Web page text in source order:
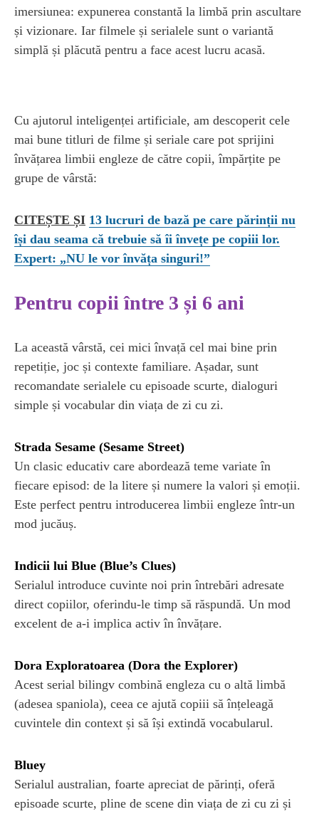
imersiunea: expunerea constantă la limbă prin ascultare
și vizionare. Iar filmele și serialele sunt o variantă
simplă și plăcută pentru a face acest lucru acasă.
Cu ajutorul inteligenței artificiale, am descoperit cele
mai bune titluri de filme și seriale care pot sprijini
învățarea limbii engleze de către copii, împărțite pe
grupe de vârstă:
CITEȘTE ȘI 13 lucruri de bază pe care părinții nu
își dau seama că trebuie să îi învețe pe copiii lor.
Expert: „NU le vor învăța singuri!”
Pentru copii între 3 și 6 ani
La această vârstă, cei mici învață cel mai bine prin
repetiție, joc și contexte familiare. Așadar, sunt
recomandate serialele cu episoade scurte, dialoguri
simple și vocabular din viața de zi cu zi.
Strada Sesame (Sesame Street)
Un clasic educativ care abordează teme variate în
fiecare episod: de la litere și numere la valori și emoții.
Este perfect pentru introducerea limbii engleze într-un
mod jucăuș.
Indicii lui Blue (Blue’s Clues)
Serialul introduce cuvinte noi prin întrebări adresate
direct copiilor, oferindu-le timp să răspundă. Un mod
excelent de a-i implica activ în învățare.
Dora Exploratoarea (Dora the Explorer)
Acest serial bilingv combină engleza cu o altă limbă
(adesea spaniola), ceea ce ajută copiii să înțeleagă
cuvintele din context și să își extindă vocabularul.
Bluey
Serialul australian, foarte apreciat de părinți, oferă
episoade scurte, pline de scene din viața de zi cu zi și